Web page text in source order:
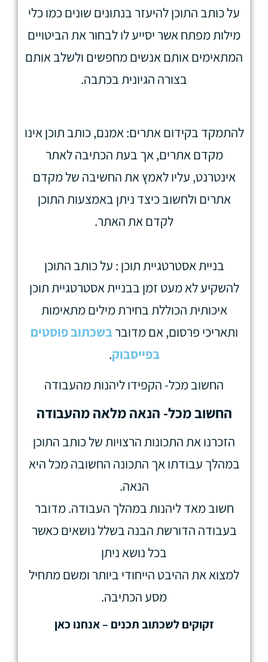
על כותב התוכן להיעזר בנתונים שונים כמו כלי
מילות מפתח אשר יסייע לו לבחור את הביטויים
המתאימים אותם אנשים מחפשים ולשלב אותם
בצורה הגיונית בכתבה.
להתמקד בקידום אתרים: אמנם, כותב תוכן אינו
מקדם אתרים, אך בעת הכתיבה לאתר
אינטרנט, עליו לאמץ את החשיבה של מקדם
אתרים ולחשוב כיצד ניתן באמצעות התוכן
לקדם את האתר.
בניית אסטרטגיית תוכן : על כותב התוכן
להשקיע לא מעט זמן בבניית אסטרטגיית תוכן
איכותית הכוללת בחירת מילים מתאימות
ותאריכי פרסום, אם מדוברבשכתוב פוסטים
בפייסבוק.
החשוב מכל- הקפידו ליהנות מהעבודה
החשוב מכל- הנאה מלאה מהעבודה
הזכרנו את התכונות הרצויות של כותב התוכן
במהלך עבודתו אך התכונה החשובה מכל היא
הנאה.
חשוב מאד ליהנות במהלך העבודה. מדובר
בעבודה הדורשת הבנה בשלל נושאים כאשר
בכל נושא ניתן
למצוא את ההיבט הייחודי ביותר ומשם מתחיל
מסע הכתיבה.
זקוקים לשכתוב תכנים – אנחנו כאן